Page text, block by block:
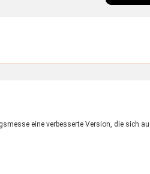
eine verbesserte Version, die sich